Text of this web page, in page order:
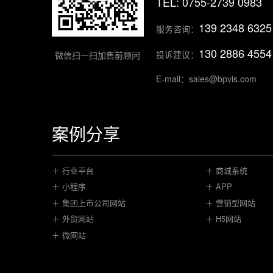
微信扫一扫加售前顾问
服务咨询： 139 2348 6325
投诉建议： 130 2886 4554
E-mail：sales@bpvis.com
案例分享
＋ 行业平台
＋ 商城系统
＋ 小程序
＋ APP
＋ 集团上市公司网站
＋ 营销型网站
＋ 外贸网站
＋ H5网站
＋ 微网站